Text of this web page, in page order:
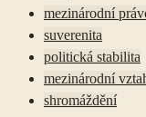
mezinárodní
suverenita
politická stabilita
mezinárodní
shromáždění